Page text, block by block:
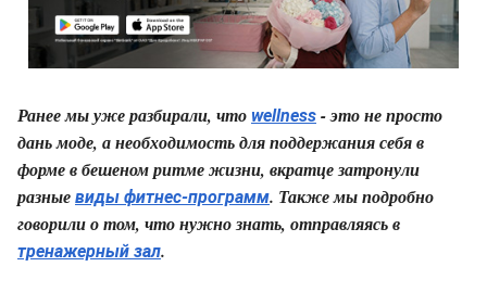
Ранее мы уже разбирали, что wellness - это не просто
дань моде, а необходимость для поддержания себя в
форме в бешеном ритме жизни, вкратце затронули
разные виды фитнес-программ. Также мы подробно
говорили о том, что нужно знать, отправляясь в
тренажерный зал.